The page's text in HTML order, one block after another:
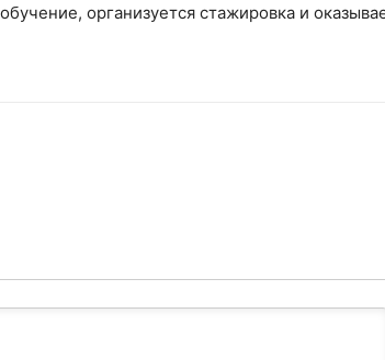
организуется стажировка и